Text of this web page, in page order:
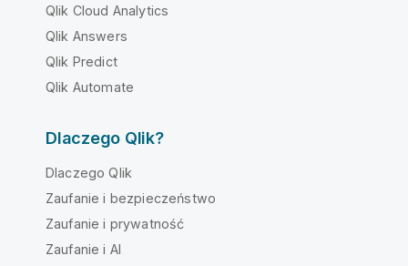
Qlik Cloud Analytics
Qlik Answers
Qlik Predict
Qlik Automate
Dlaczego Qlik?
Dlaczego Qlik
Zaufanie i bezpieczeństwo
Zaufanie i prywatność
Zaufanie i AI